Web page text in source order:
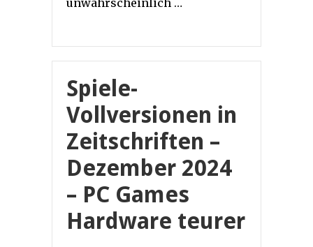
unwahrscheinlich …
Spiele-
Vollversionen in
Zeitschriften –
Dezember 2024
– PC Games
Hardware teurer